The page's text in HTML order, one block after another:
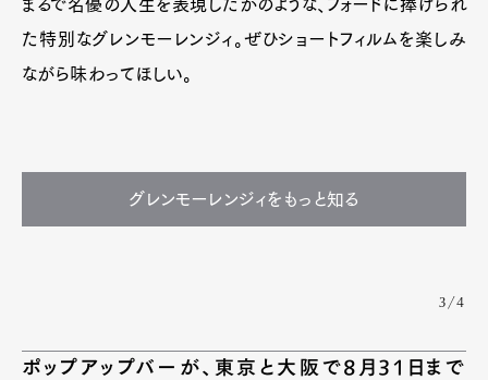
まるで名優の人生を表現したかのような、フォードに捧げられ
た特別なグレンモーレンジィ。ぜひショートフィルムを楽しみ
ながら味わってほしい。
グレンモーレンジィをもっと知る
3/4
ポップアップバーが、東京と大阪で8月31日まで